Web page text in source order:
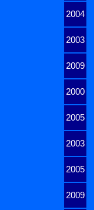
2004
2003
2009
2000
2005
2003
2005
2009